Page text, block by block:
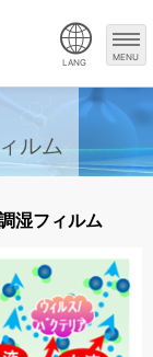
LANG MENU
ルム
湿フィルム